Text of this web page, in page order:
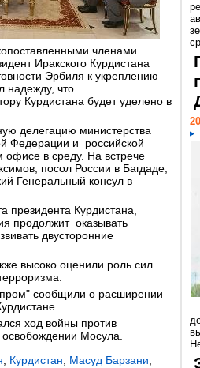
членами
Иракского Курдистана
Эрбиля к укреплению
надежду, что
Курдистана будет уделено в
делегацию министерства
Федерации и российской
офисе в среду. На встрече
посол России в Багдаде,
Генеральный консул в
президента Курдистана,
продолжит оказывать
двусторонние
высоко оценили роль сил
сообщили о расширении
ход войны против
Мосула.
Курдистан Масуд Барзани